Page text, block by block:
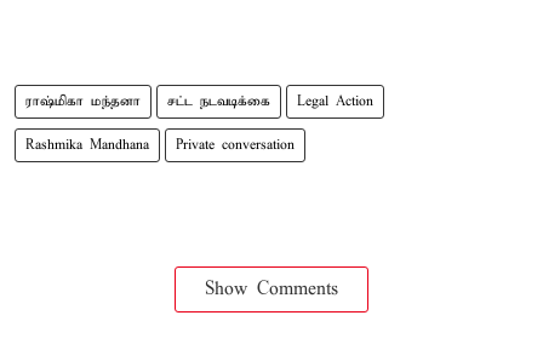
ராஷ்மிகா மந்தனா சட்ட நடவடிக்கை Legal Action
Rashmika Mandhana Private conversation
Show Comments